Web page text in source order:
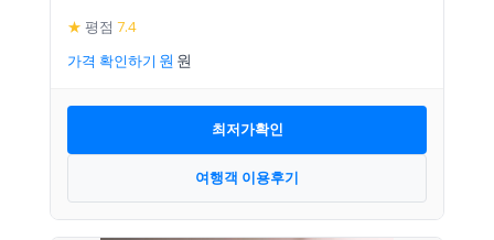
★ 평점 7.4
가격 확인하기
최저가확인
여행객 이용후기